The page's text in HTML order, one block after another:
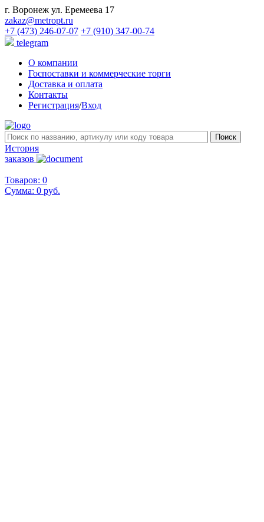
г. Воронеж ул. Еремеева 17
zakaz@metropt.ru
+7 (473) 246-07-07 +7 (910) 347-00-74
telegram
О компании
Госпоставки и коммерческие торги
Доставка и оплата
Контакты
Регистрация/Вход
История
заказов
Товаров: 0
Сумма: 0 руб.